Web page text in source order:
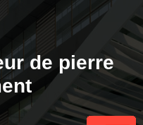
de pierre